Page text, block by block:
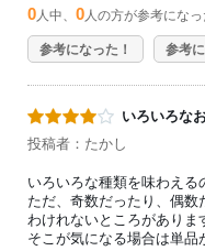
0 人中、 0 人の方が参考にな
参考になった！ 参考
いろいろな
投稿者：たかし
いろいろな種類を味わえる
ただ、奇数だったり、偶数
わけれないところがありま
そこが気になる場合は単品